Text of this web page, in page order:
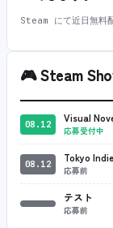
Steam にて近日無料
🎮Steam
08.12 Visual
応募受付中
08.12 Tokyo
応募前
テスト
応募前